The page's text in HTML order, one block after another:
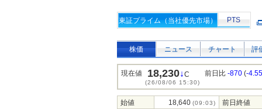
東証プライム（当社優先市場） PTS
株価 ニュース チャート 評
現在値 18,230↓C
(26/08/06 15:30)
前日比 -870 (-
始値 18,640 (09:03)
前日終値